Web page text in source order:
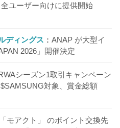
ユーザー向けに提供開始
ディングス
ANAP が大型イ
2026」開催決定
シーズン1取引キャンペーン
対象、賞金総額
「モアクト」 のポイント交換先